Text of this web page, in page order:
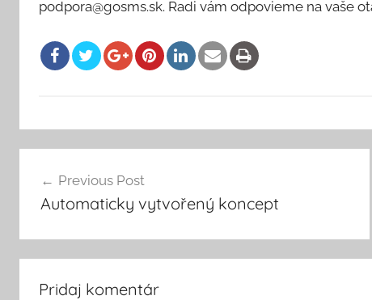
podpora@gosms.sk. Radi vám odpovieme na vaše
Navigácia
článku
Previous Post
Automaticky vytvořený koncept
Pridaj komentár